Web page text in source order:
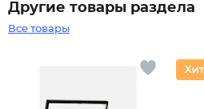
Другие товары раздела
Все товары